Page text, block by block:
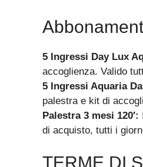
5 Ingressi Day Lux
accoglienza. Valido
5 Ingressi Aquaria
palestra e kit di
Palestra 3 mesi 120′:
di acquisto, tutti i
TERME DI